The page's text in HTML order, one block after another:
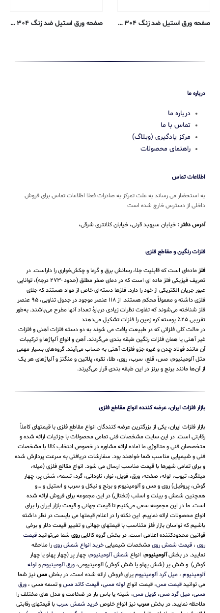
صفحه ورق استیل ضد زنگ ۳۰۴ – ۰٫۰۳۰۵ سانتی متر – ۲B آنیل صفحه ورق استیل ضد زنگ ۳۰۴ – ۰٫۰۷۶۲ سانتی متر – #۴ آنیل
درباره ما
درباره ما
تماس با ما
مرکز یادگیری (وبلاگ)
راهنمای محصولات
اطلاعات تماس
به استحضار می رساند به علت تمرکز به صادرات فعلا اطلاعات تماس برای فروش
داخلی از دسترس خارج شده است
آدرس دفتر : خیابان سپهبد قرنی، خیابان کلانتری شرقی،
فلزات رنگین و مقاطع فلزی
فلزماده‌ای است که قابلیت جلا، رسانش برق و گرما و چکش‌خواری را داراست. در
تعریف فیزیکی فلز ماده ای است که در دمای صفر مطلق (حدود -۲۷۳ درجه)، توانایی
عبور جریان الکتریکی از خود را دارد. فلزها دسته‌ای خاص از مواد هستند که جلای
فلزی داشته و معمولاً محکم هستند. از ۱۱۸ عنصر موجود در جدول تناوبی، ۹۵ عنصر
فلز شناخته می‌شوند که تفاوت نظرات زیادی دربارهٔ تعداد آنها مطرح می‌باشند. به‌طور
تقریبی ۲۵٪ پوسته کره زمین را فلزات تشکیل می‌دهند
در حالت کلی فلزاتی که در طبیعت یافت می شوند به دو دسته فلزات آهنی و فلزات
غیر آهنی یا همان فلزات رنگین طبقه بندی می‌گردند. آهن و انواع آلیاژها و ترکیبات
آن مانند فولاد چدن و غیره جزو فلزات آهنی به حساب می‌‌آیند. گروه‌های بسیار مهمی
مثل آلومینیوم، مس، قلع، سرب، روی، طلا، نقره، پلاتین و منگنز و آلیاژهای هر یک
از آن‌ها مانند برنج و برنز در این طبقه‌ بندی قرار می‌‌گیرند.
بازار فلزات ایران، عرضه کننده انواع مقاطع فلزی
بازار فلزات ایران، یکی از بزرگترین عرضه کنندگان انواع مقاطع فلزی با قیمتهای کاملاً
رقابتی است. در این سایت مشخصات فنی تمامی محصولات با جزئیات ارائه شده و
متخصصان فنی و متالوژی ما آماده ارائه مشاوره در خصوص انتخاب کالا با مشخصات
فنی و شیمیایی مناسب شما خواهند بود. سفارشات دریافتی به سرعت پردازش شده
و برای تمامی شهرها با قیمت مناسب ارسال می شود. انواع مقالع فلزی (میله،
میلگرد، تیوب، لوله، صفحه، ورق، فویل، نوار، ناودانی، گرد، تسمه، شش پر، چهار
گوش، پروفیل) روی و مس و آلومینیوم و برنج و نیکل و سرب و استیل و …و
همچنین شمش و بیلت و اسلب (تختال) در این مجموعه برای فروش ارائه شده
است. ما در این مجموعه سعی می‌کنیم تا قیمت جهانی و قیمت بازار ایران را برای
انواع محصولات ارائه نماییم. این نکته را در اعلام قیمتها می بایست در نظر داشته
باشیم که نواسان بازار فلز متناسب با قیمتهای جهانی و تغییر قیمت دلار و برخی
قوانین محدودکننده اعلامی است. در بخش گروه کالاییروی شما می‌توانیدقیمت
روی ، قیمت شمش رویمشخصات شیمیاییخرید انواع شمش رویرا ملاحظه
نمایید. در بخشآلومینیوم، انواع شمش آلومینیوم، چهار پر (چهار پهلو یا چهار
گوش) و شش پر (شش پهلو یا شش گوش) آلومینیومی، ورق آلومینیومو لوله
آلومینیوم ، میل گرد آلومینیومیرای فروش ارائه شده است. در بخشمسنیز شما
می توانیدقیمت مس، قیمت انواع لوله مسی، قیمت کاتد مسو تسمه مسی ، ورق
مسی، میل گرد مس، کویل مس، شینه یا باس بار در ضخامت و مدل های مختلف را
ملاحظه نمایید. در بخشسربنیز انواع خلوصخرید شمش سرببا قیمتهای رقابتی